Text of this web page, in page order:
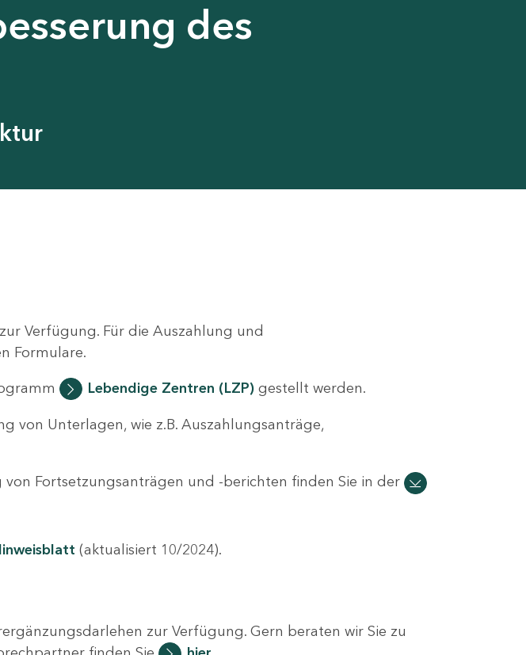
des
Verfügung. Für die Auszahlung und
Formulare.
Lebendige Zentren (LZP)gestellt werden.
von Unterlagen, wie z.B. Auszahlungsanträge,
Fortsetzungsanträgen und -berichten finden Sie in der
(aktualisiert 10/2024).
zur Verfügung. Gern beraten wir Sie zu